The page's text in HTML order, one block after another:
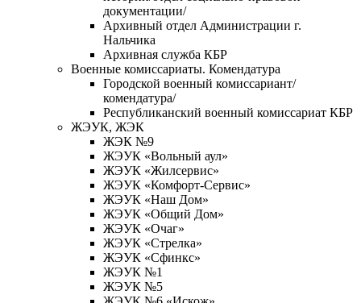
документации/
Архивный отдел Администрации г.
Нальчика
Архивная служба КБР
Военные комиссариаты. Комендатура
Городской военный комиссариант/
комендатура/
Республиканский военный комиссариат КБР
ЖЭУК, ЖЭК
ЖЭК №9
ЖЭУК «Вольный аул»
ЖЭУК «Жилсервис»
ЖЭУК «Комфорт-Сервис»
ЖЭУК «Наш Дом»
ЖЭУК «Общий Дом»
ЖЭУК «Очаг»
ЖЭУК «Стрелка»
ЖЭУК «Сфинкс»
ЖЭУК №1
ЖЭУК №5